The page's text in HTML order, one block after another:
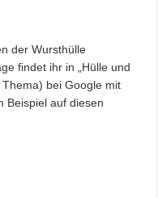
der Wursthülle
findet ihr in „Hülle und
Thema) bei Google mit
Beispiel auf diesen